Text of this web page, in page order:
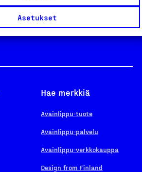
Asetukset
Yritys -merkki
Hae merkkiä
Avainlippu-tuote
Avainlippu-palvelu
Avainlippu-verkkokauppa
Design from Finland